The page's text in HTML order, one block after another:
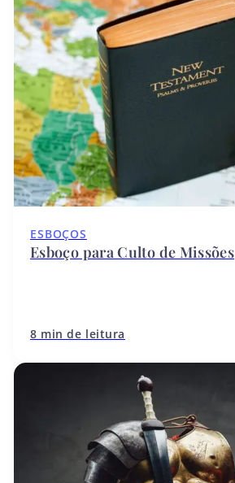
ESBOÇOS
Esboço para Culto de Missões
8 min de leitura